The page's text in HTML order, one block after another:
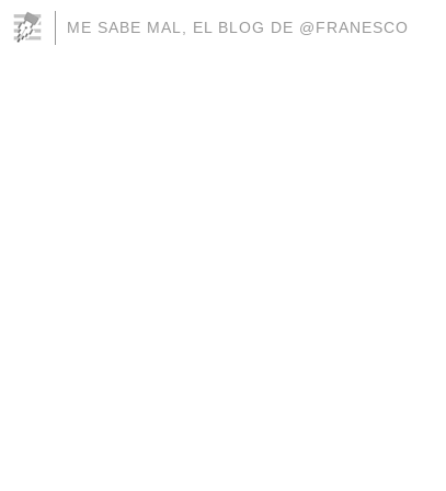
ME SABE MAL, EL BLOG DE @FRANESCO